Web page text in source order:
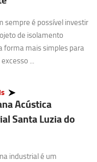
sempre é possível investir
de isolamento
forma mais simples para
...
Acústica
Santa Luzia do
industrial é um